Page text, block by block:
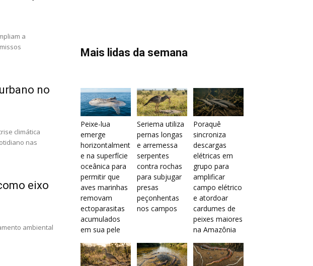
a
no
climática
nas
eixo
ambiental
Mais lidas da semana
Peixe-lua
emerge
horizontalment
e na superfície
oceânica para
permitir que
aves marinhas
removam
ectoparasitas
acumulados
em sua pele
Seriema utiliza
pernas longas
e arremessa
serpentes
contra rochas
para subjugar
presas
peçonhentas
nos campos
Poraquê
sincroniza
descargas
elétricas em
grupo para
amplificar
campo elétrico
e atordoar
cardumes de
peixes maiores
na Amazônia